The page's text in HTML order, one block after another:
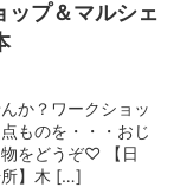
ップ＆マルシェ
か？ワークショッ
ものを・・・おじ
をどうぞ♡ 【日
】木 […]